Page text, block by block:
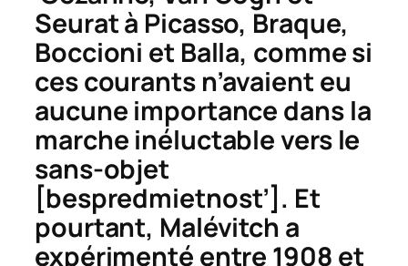
Seurat à Picasso, Braque,
Boccioni et Balla, comme si
ces courants n’avaient eu
aucune importance dans la
marche inéluctable vers le
sans-objet
[bespredmietnost’]. Et
pourtant, Malévitch a
expérimenté entre 1908 et